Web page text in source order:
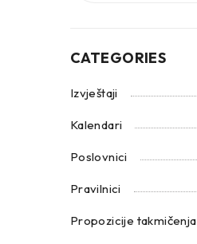
CATEGORIES
Izvještaji
Kalendari
Poslovnici
Pravilnici
Propozicije takmičenja